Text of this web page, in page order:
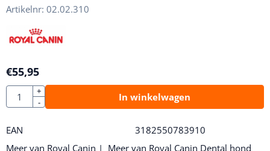
Artikelnr: 02.02.310
€55,95
Aantal
+
-
In winkelwagen
EAN
3182550783910
Meer van Royal Canin | Meer van Royal Canin Dental hond